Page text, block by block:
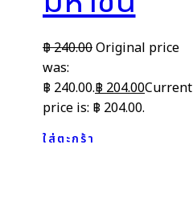
฿240.00Original price
was:
฿ 240.00.฿ 204.00Current
price is: ฿ 204.00.
ใส่ตะกร้า